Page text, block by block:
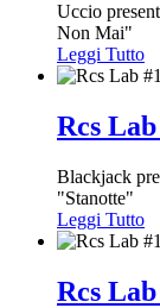
Uccio
Non Mai"
Leggi Tutto
Rcs
Blackjack
"Stanotte"
Leggi Tutto
Rcs